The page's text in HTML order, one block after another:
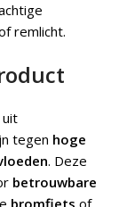
remlicht.
tegen hoge
. Deze
betrouwbare